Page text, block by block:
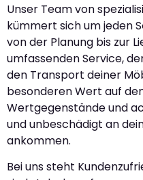
Unser Team von
kümmert sich um jeden
von der Planung bis zur
umfassenden Service,
den Transport deiner
besonderen Wert auf
Wertgegenstände und
und unbeschädigt an
ankommen.
Bei uns steht